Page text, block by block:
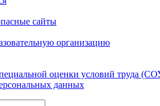
сайты
организацию
оценки условий труда
данных